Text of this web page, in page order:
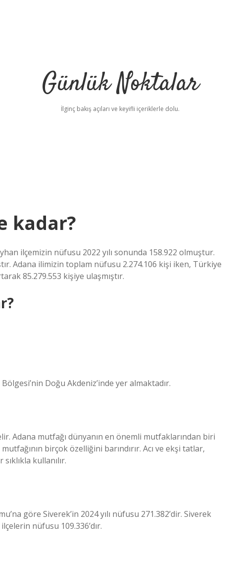
Günlük Noktalar
İlginç bakış açıları ve keyifli içeriklerle dolu.
kadar?
ilçemizin nüfusu 2022 yılı sonunda 158.922 olmuştur.
Adana ilimizin toplam nüfusu 2.274.106 kişi iken, Türkiye
85.279.553 kişiye ulaşmıştır.
Doğu Akdeniz’inde yer almaktadır.
Adana mutfağı dünyanın en önemli mutfaklarından biri
birçok özelliğini barındırır. Acı ve ekşi tatlar,
kullanılır.
göre Siverek’in 2024 yılı nüfusu 271.382’dir. Siverek
nüfusu 109.336’dır.